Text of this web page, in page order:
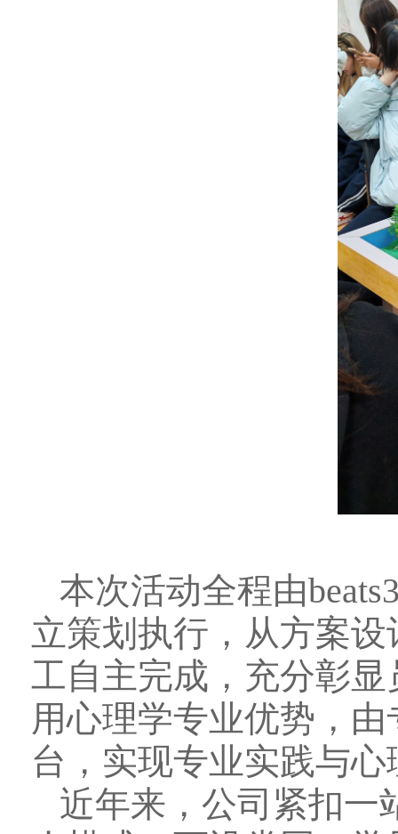
本次活动全程由
立策划执行，从方案
工自主完成，充分彰
用心理学专业优势，
台，实现专业实践与
近年来，公司紧扣一